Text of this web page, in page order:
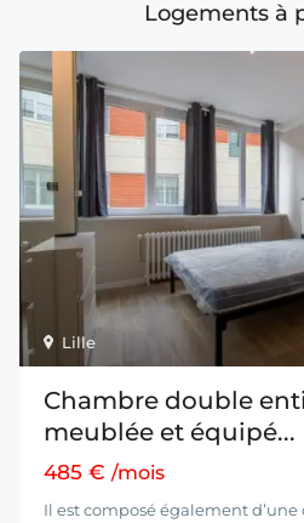
Logements à
Lille
Chambre double
meublée et équipé...
485 €/mois
Il est composé également